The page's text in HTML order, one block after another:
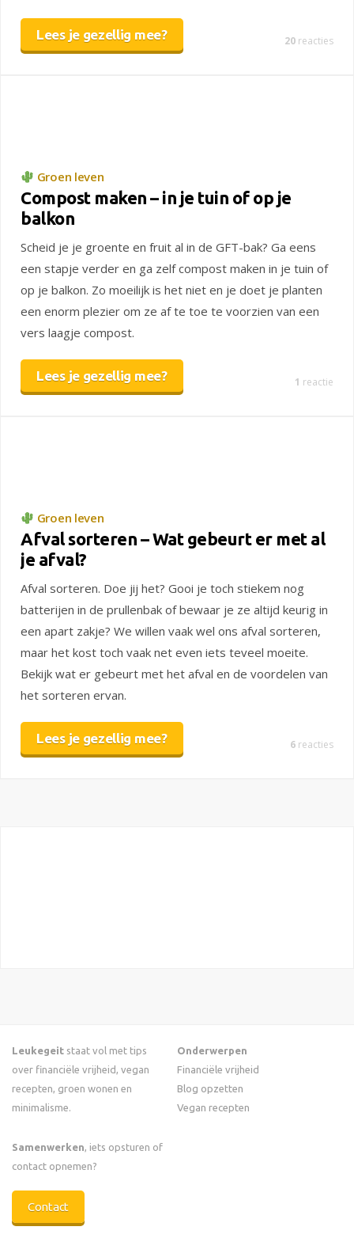
Lees je gezellig mee? 20 reacties
Groen leven
Compost maken – in je tuin of op je
balkon
Scheid je je groente en fruit al in de GFT-bak? Ga eens
een stapje verder en ga zelf compost maken in je tuin of
op je balkon. Zo moeilijk is het niet en je doet je planten
een enorm plezier om ze af te toe te voorzien van een
vers laagje compost.
Lees je gezellig mee? 1 reactie
Groen leven
Afval sorteren – Wat gebeurt er met al
je afval?
Afval sorteren. Doe jij het? Gooi je toch stiekem nog
batterijen in de prullenbak of bewaar je ze altijd keurig in
een apart zakje? We willen vaak wel ons afval sorteren,
maar het kost toch vaak net even iets teveel moeite.
Bekijk wat er gebeurt met het afval en de voordelen van
het sorteren ervan.
Lees je gezellig mee? 6 reacties
Leukegeit staat vol met tips
over financiële vrijheid, vegan
recepten, groen wonen en
minimalisme.
Samenwerken, iets opsturen of
contact opnemen?
Contact
Onderwerpen
Financiële vrijheid
Blog opzetten
Vegan recepten